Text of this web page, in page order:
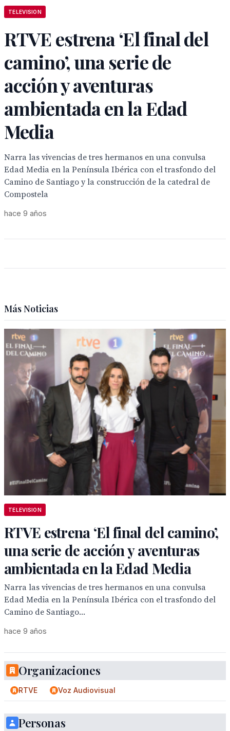
TELEVISION
RTVE estrena ‘El final del
camino’, una serie de
acción y aventuras
ambientada en la Edad
Media
Narra las vivencias de tres hermanos en una convulsa
Edad Media en la Península Ibérica con el trasfondo del
Camino de Santiago y la construcción de la catedral de
Compostela
hace 9 años
Más Noticias
TELEVISION
RTVE estrena ‘El final del camino’,
una serie de acción y aventuras
ambientada en la Edad Media
Narra las vivencias de tres hermanos en una convulsa
Edad Media en la Península Ibérica con el trasfondo del
Camino de Santiago...
hace 9 años
Organizaciones
RTVE Voz Audiovisual
Personas